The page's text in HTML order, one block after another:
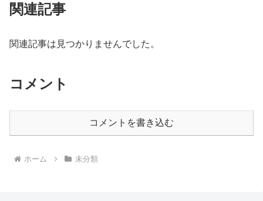
関連記事
関連記事は見つかりませんでした。
コメント
コメントを書き込む
ホーム 未分類